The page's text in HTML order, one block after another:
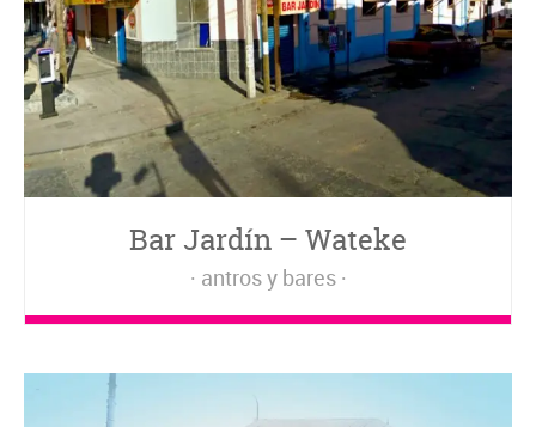
Bar Jardín – Wateke
antros y bares